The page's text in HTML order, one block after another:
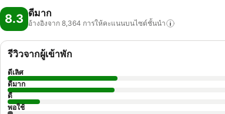
8.3 ดีมาก
อ้างอิงจาก 8,364 การให้คะแนนบนไซต์ชั้นนำ
รีวิวจากผู้เข้าพัก
ดีเลิศ
ดีมาก
ดี
พอใช้